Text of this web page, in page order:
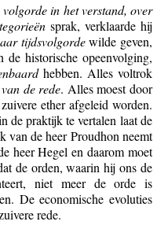
volgorde in het verstand, over
sprak, verklaarde hij
tijdsvolgordewilde geven,
historische opeenvolging,
hebben. Alles voltrok
de rede. Alles moest door
ether afgeleid worden.
de praktijk te vertalen laat de
van de heer Proudhon neemt
heer Hegel en daarom moet
de orden, waarin hij ons de
niet meer de orde is
De economische evoluties
rede.